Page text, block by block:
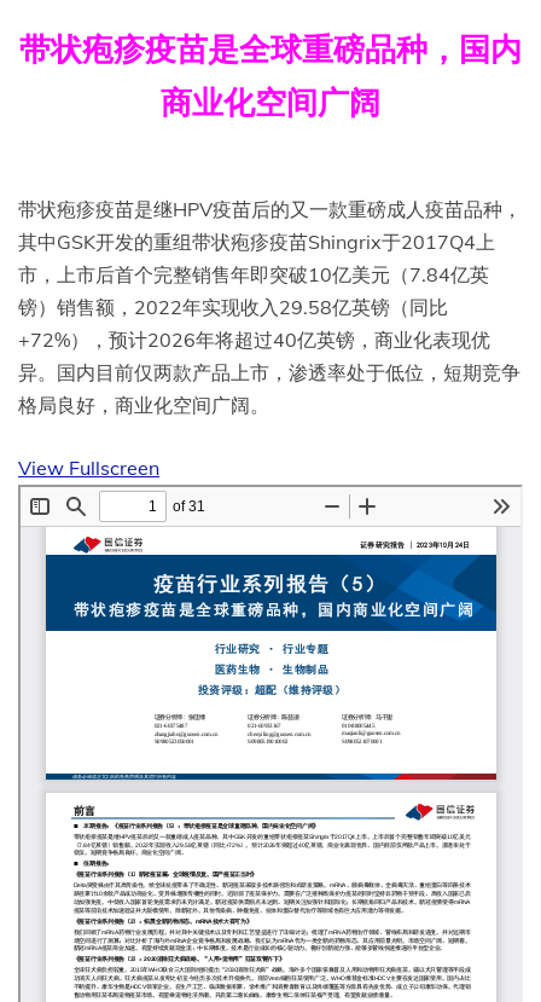
带状疱疹疫苗是全球重磅品种，国内
商业化空间广阔
带状疱疹疫苗是继HPV疫苗后的又一款重磅成人疫苗品种，
其中GSK开发的重组带状疱疹疫苗Shingrix于2017Q4上
市，上市后首个完整销售年即突破10亿美元（7.84亿英
镑）销售额，2022年实现收入29.58亿英镑（同比
+72%），预计2026年将超过40亿英镑，商业化表现优
异。国内目前仅两款产品上市，渗透率处于低位，短期竞争
格局良好，商业化空间广阔。
View Fullscreen